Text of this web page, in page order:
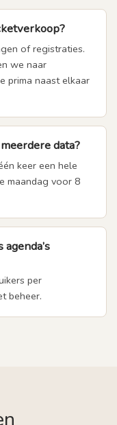
of registraties.
we naar
prima naast elkaar
data?
keer een hele
maandag voor 8
per
beheer.